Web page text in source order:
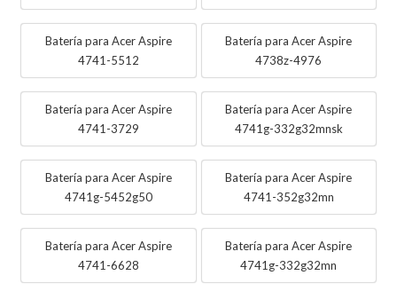
Batería para Acer Aspire
4741-5512
Batería para Acer Aspire
4738z-4976
Batería para Acer Aspire
4741-3729
Batería para Acer Aspire
4741g-332g32mnsk
Batería para Acer Aspire
4741g-5452g50
Batería para Acer Aspire
4741-352g32mn
Batería para Acer Aspire
4741-6628
Batería para Acer Aspire
4741g-332g32mn